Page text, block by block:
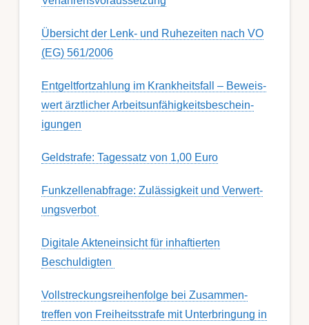
Übersicht der Lenk- und Ruhezeiten nach VO
(EG) 561/2006
Ent­gelt­fort­zahl­ung im Krank­heits­fall – Be­weis­
wert ärzt­lich­er Ar­beits­un­fähig­keits­be­schein­
igung­en
Geldstrafe: Tagessatz von 1,00 Euro
Funk­zell­en­ab­fra­ge: Zu­lässig­keit und Ver­wert­
ungs­ver­bot
Digitale Akteneinsicht für inhaftierten
Beschuldigten
Voll­streckungs­­­reihenfolge bei Zusamm­­en­
treffen von Frei­heits­strafe mit Unter­bring­ung in